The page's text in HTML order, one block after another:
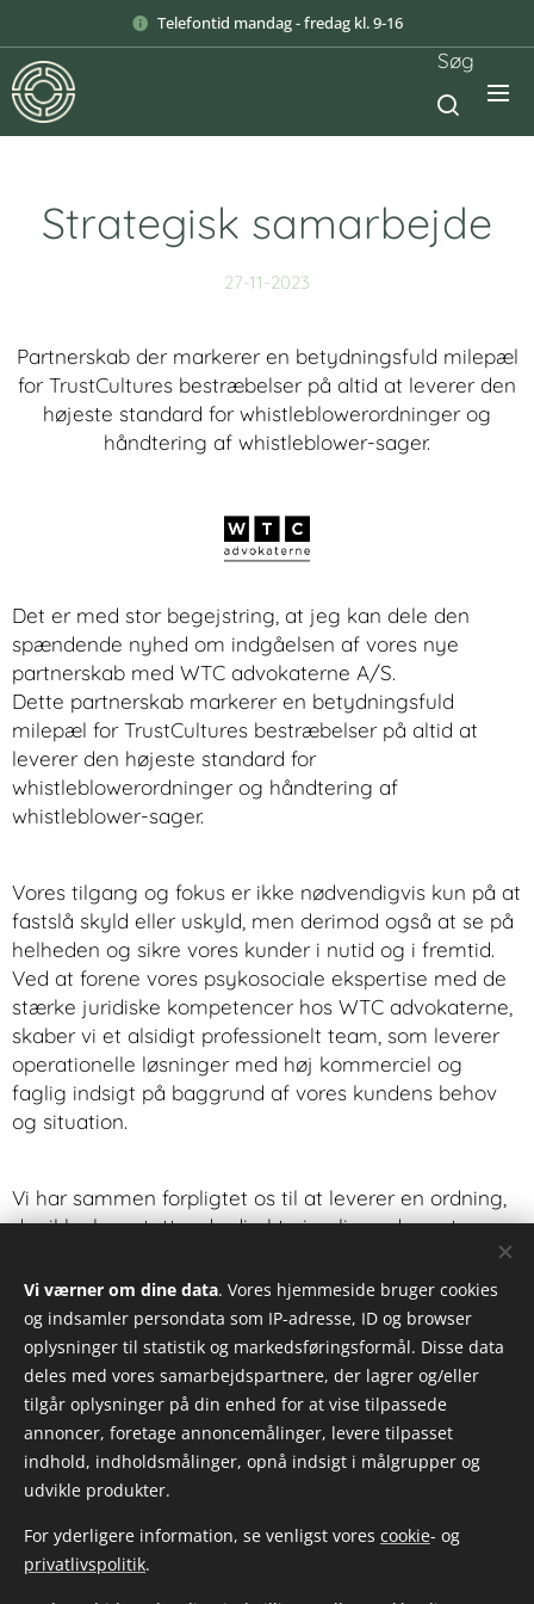
Telefontid mandag - fredag kl. 9-16
Søg
Strategisk samarbejde
27-11-2023
Partnerskab der markerer en betydningsfuld milepæl
for TrustCultures bestræbelser på altid at leverer den
højeste standard for whistleblowerordninger og
håndtering af whistleblower-sager.
Det er med stor begejstring, at jeg kan dele den
spændende nyhed om indgåelsen af vores nye
partnerskab med WTC advokaterne A/S.
Dette partnerskab markerer en betydningsfuld
milepæl for TrustCultures bestræbelser på altid at
leverer den højeste standard for
whistleblowerordninger og håndtering af
whistleblower-sager.
Vores tilgang og fokus er ikke nødvendigvis kun på at
fastslå skyld eller uskyld, men derimod også at se på
helheden og sikre vores kunder i nutid og i fremtid.
Ved at forene vores psykosociale ekspertise med de
stærke juridiske kompetencer hos WTC advokaterne,
skaber vi et alsidigt professionelt team, som leverer
operationelle løsninger med høj kommerciel og
faglig indsigt på baggrund af vores kundens behov
og situation.
Vi har sammen forpligtet os til at leverer en ordning,
der ikke kun støtter de direkte implicerede parter,
samtidigt forpligtet os til at opretholde den højeste
standard, sikkerhed og diskretion overfor vores
kunder og deres ansatte.
Vi ser frem til sammen at leverer
whistleblowerordninger i fællesskab med WTC
advokaterne og er fast besluttede på altid at være
blandt Danmarks mest erfarne på området.
Vi værner om dine data. Vores hjemmeside bruger cookies
og indsamler persondata som IP-adresse, ID og browser
oplysninger til statistik og markedsføringsformål. Disse data
deles med vores samarbejdspartnere, der lagrer og/eller
tilgår oplysninger på din enhed for at vise tilpassede
annoncer, foretage annoncemålinger, levere tilpasset
indhold, indholdsmålinger, opnå indsigt i målgrupper og
udvikle produkter.
For yderligere information, se venligst vores cookie- og
privatlivspolitik.